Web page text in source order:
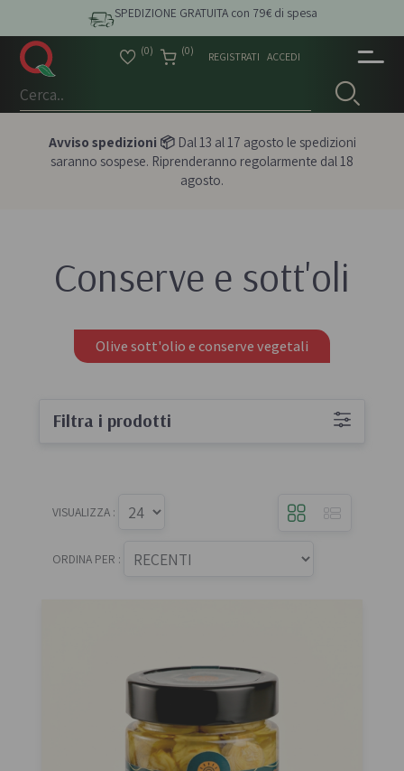
SPEDIZIONE GRATUITA con 79€ di spesa
(0) (0) REGISTRATI ACCEDI
Avviso spedizioni 📦Dal 13 al 17 agosto le spedizioni
saranno sospese. Riprenderanno regolarmente dal 18
agosto.
Conserve e sott'oli
Olive sott'olio e conserve vegetali
Filtra i prodotti
VISUALIZZA :
ORDINA PER :